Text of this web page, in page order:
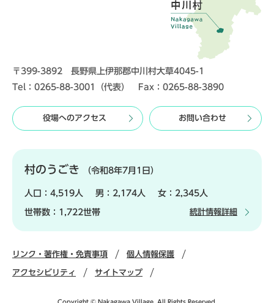
〒399-3892 長野県上伊那郡中川村大草4045-1
Tel：0265-88-3001（代表） Fax：0265-88-3890
役場へのアクセス お問い合わせ
村のうごき （令和8年7月1日）
人口： 4,519人 男： 2,174人 女： 2,345人
世帯数： 1,722世帯 統計情報詳細
リンク・著作権・免責事項 個人情報保護
アクセシビリティ サイトマップ
Copyright © Nakagawa Village. All Rights Reserved.